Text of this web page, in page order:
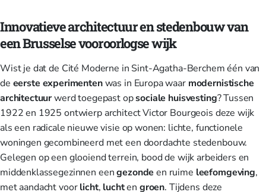
Innovatieve architectuur en stedenbouw van
een Brusselse vooroorlogse wijk
Wist je dat de Cité Moderne in Sint-Agatha-Berchem één van
de eerste experimentenwas in Europa waar modernistische
architectuurwerd toegepast opsociale huisvesting? Tussen
1922 en 1925 ontwierp architect Victor Bourgeois deze wijk
als een radicale nieuwe visie op wonen: lichte, functionele
woningen gecombineerd met een doordachte stedenbouw.
Gelegen op een glooiend terrein, bood de wijk arbeiders en
middenklassegezinnen eengezonde en ruime leefomgeving,
met aandacht voorlicht, luchten groen. Tijdens deze